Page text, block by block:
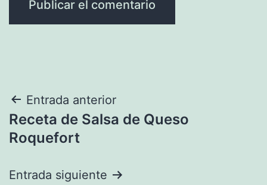
Navegación
de
Entrada anterior
Receta de Salsa de Queso
Roquefort
Entrada siguiente